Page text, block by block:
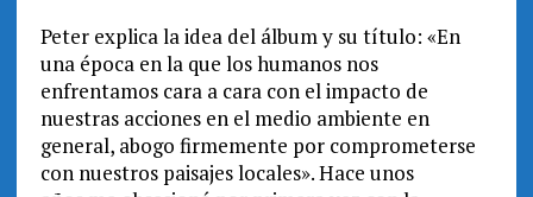
Peter explica la idea del álbum y su título: «En
una época en la que los humanos nos
enfrentamos cara a cara con el impacto de
nuestras acciones en el medio ambiente en
general, abogo firmemente por comprometerse
con nuestros paisajes locales». Hace unos